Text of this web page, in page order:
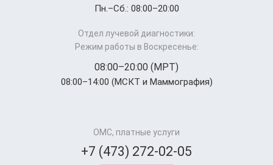
Пн.–Cб.: 08:00–20:00
Отдел лучевой диагностики:
Режим работы в Воскресенье:
08:00–20:00 (МРТ)
08:00–14:00 (МСКТ и Маммография)
ОМС, платные услуги
+7 (473) 272-02-05